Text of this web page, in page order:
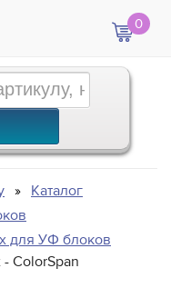
0
Каталог
для УФ блоков
ColorSpan